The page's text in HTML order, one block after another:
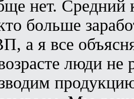
нет.
больше
а я все
люди